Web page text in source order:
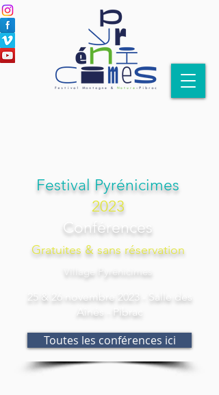
Festival Pyrénicimes
2023
Conférences
Gratuites & sans réservation
Village Pyrénicimes
25 & 26 novembre 2023 - Salle des
Aînés - Pibrac
Toutes les conférences ici